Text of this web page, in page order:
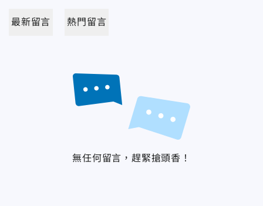
最新留言 熱門留言
無任何留言，趕緊搶頭香！